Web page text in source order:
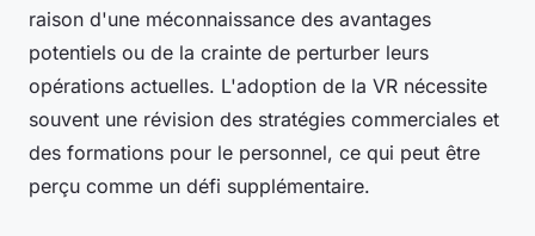
raison d'une méconnaissance des avantages
potentiels ou de la crainte de perturber leurs
opérations actuelles. L'adoption de la VR nécessite
souvent une révision des stratégies commerciales et
des formations pour le personnel, ce qui peut être
perçu comme un défi supplémentaire.